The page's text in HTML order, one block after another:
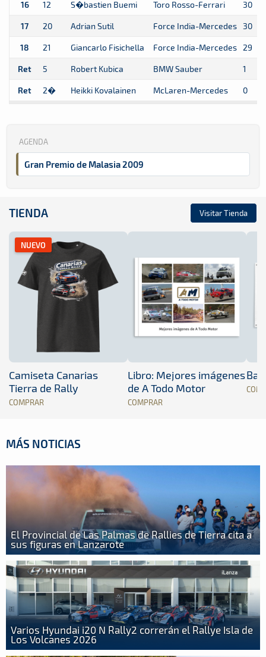
16 12 S�bastien Buemi Toro Rosso-Ferrari 30
17 20 Adrian Sutil Force India-Mercedes 30
18 21 Giancarlo Fisichella Force India-Mercedes 29
Ret 5 Robert Kubica BMW Sauber 1
Ret 2� Heikki Kovalainen McLaren-Mercedes 0
AGENDA
Gran Premio de Malasia 2009
TIENDA Visitar Tienda
NUEVO
Camiseta Canarias
Tierra de Rally
COMPRAR
Libro: Mejores imágenes
de A Todo Motor
COMPRAR
MÁS NOTICIAS
El Provincial de Las Palmas de Rallies de Tierra cita a
sus figuras en Lanzarote
Varios Hyundai i20 N Rally2 correrán el Rallye Isla de
Los Volcanes 2026